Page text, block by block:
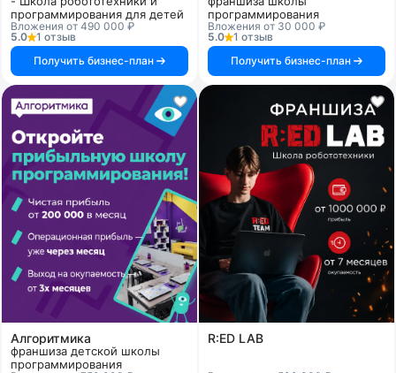
программирования для детей
Вложения от 490 000 ₽
5.0
1 отзыв
Получить бизнес-план
программирования
Вложения от 30 000 ₽
5.0
1 отзыв
Получить бизнес-план
Алгоритмика
франшиза детской школы
программирования
R:ED LAB